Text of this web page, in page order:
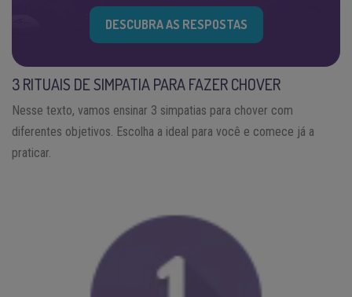
DESCUBRA AS RESPOSTAS
3 RITUAIS DE SIMPATIA PARA FAZER CHOVER
Nesse texto, vamos ensinar 3 simpatias para chover com
diferentes objetivos. Escolha a ideal para você e comece já a
praticar.